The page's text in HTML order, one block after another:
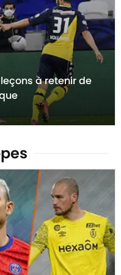
à retenir de